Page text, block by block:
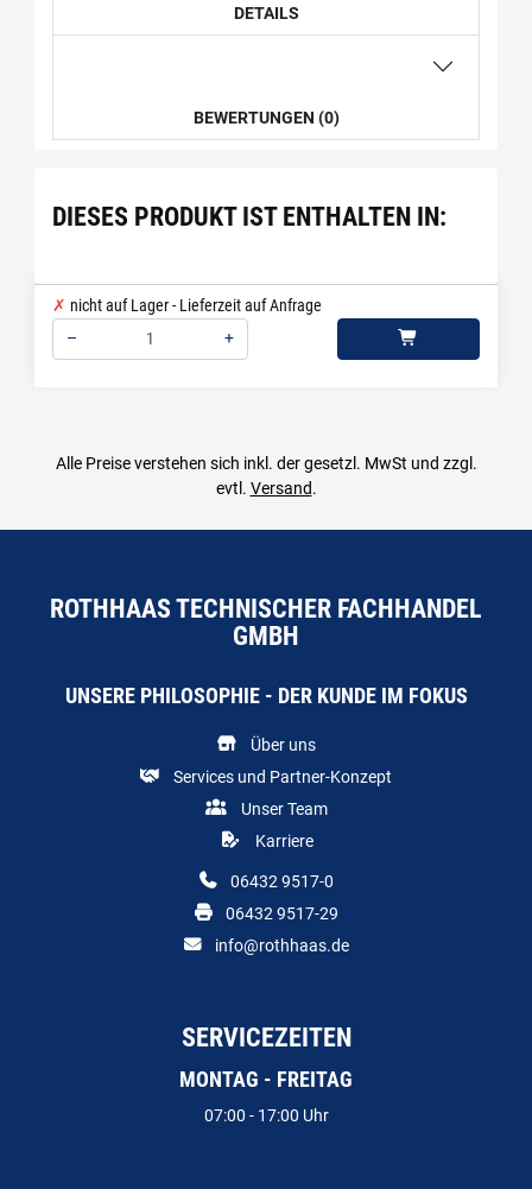
DETAILS
BEWERTUNGEN (0)
DIESES PRODUKT IST ENTHALTEN IN:
nicht auf Lager - Lieferzeit auf Anfrage
–
+
Alle Preise verstehen sich inkl. der gesetzl. MwSt und zzgl.
evtl. Versand.
ROTHHAAS TECHNISCHER FACHHANDEL
GMBH
UNSERE PHILOSOPHIE - DER KUNDE IM FOKUS
Über uns
Services und Partner-Konzept
Unser Team
Karriere
06432 9517-0
06432 9517-29
info@rothhaas.de
SERVICEZEITEN
MONTAG - FREITAG
07:00 - 17:00 Uhr